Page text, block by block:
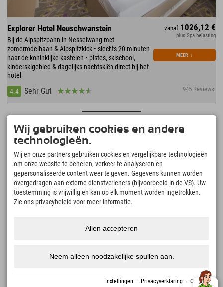
Explorer Hotel Neuschwanstein
Bij de Alpspitzbahn in Nesselwang met
zomerrodelbaan & Alpspitzkick • slechts 20 minuten
naar de koninklijke kastelen • pistes, skischool,
kinderskigebied & dagelijks nachtskiën direct bij het
hotel
4.4
Sehr Gut 945 Reviews
vanaf 1026,12 €
plus Spa belasting
MEER ↓
Duitsland › Allgäu › Fischen bei Oberstdorf
Explorer Hotel Oberstdorf vanaf1136,62 €
plus Spa belasting
Wij gebruiken cookies en andere
technologieën.
Wij en onze partners gebruiken cookies en vergelijkbare technologieën
om onze website te beheren, verkeer te analyseren en
gepersonaliseerde content weer te geven. Gegevens kunnen worden
overgedragen aan externe dienstverleners (bijvoorbeeld in de VS). Uw
toestemming is vrijwillig en kan op elk moment worden ingetrokken.
Zie ons privacybeleid voor meer informatie.
Allen accepteren
Neem alleen noodzakelijke spullen aan.
Instellingen · Privacyverklaring · Colofon